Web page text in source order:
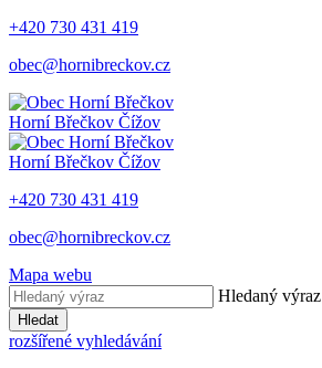
+420 730 431 419
obec@hornibreckov.cz
Horní Břečkov Čížov
Horní Břečkov Čížov
+420 730 431 419
obec@hornibreckov.cz
Mapa webu
Hledaný výraz
Hledat
rozšířené vyhledávání